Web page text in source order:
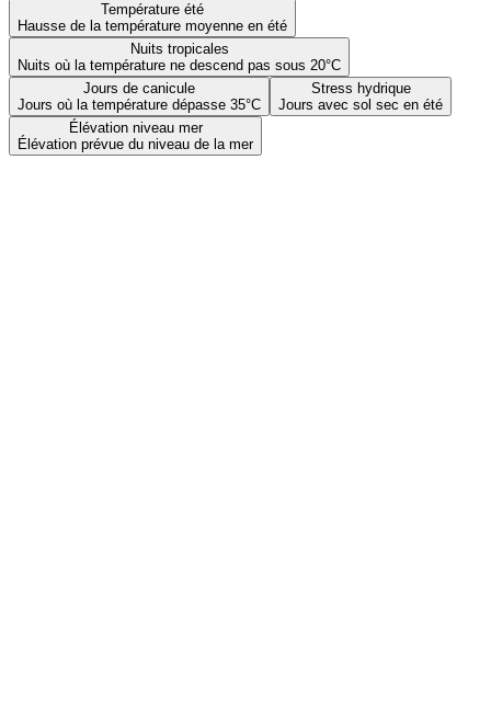
Température été
Hausse de la température moyenne en été
Nuits tropicales
Nuits où la température ne descend pas sous 20°C
Jours de canicule
Jours où la température dépasse 35°C
Stress hydrique
Jours avec sol sec en été
Élévation niveau mer
Élévation prévue du niveau de la mer